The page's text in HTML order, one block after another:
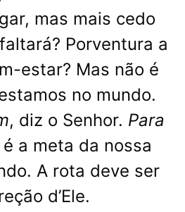
mas mais cedo
Porventura a
estar? Mas não é
no mundo.
, diz o Senhor. Para
a meta da nossa
A rota deve ser
d’Ele.